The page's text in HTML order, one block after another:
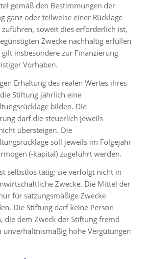
gemäß den Bestimmungen der
ganz oder teilweise einer Rücklage
zuführen, soweit dies erforderlich ist,
Zwecke nachhaltig erfüllen
insbesondere zur Finanzierung
Vorhaben.
Erhaltung des realen Wertes ihres
Stiftung jährlich eine
bilden. Die
darf die steuerlich jeweils
übersteigen. Die
soll jeweils im Folgejahr
(-kapital) zugeführt werden.
selbstlos tätig; sie verfolgt nicht in
Zwecke. Die Mittel der
für satzungsmäßige Zwecke
Die Stiftung darf keine Person
die dem Zweck der Stiftung fremd
unverhältnismäßig hohe Vergütungen